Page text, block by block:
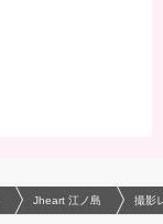
Jheart 江ノ島 撮影